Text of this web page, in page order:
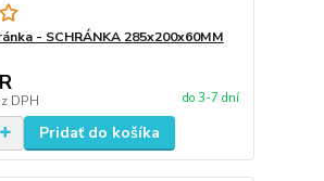
- SCHRÁNKA 285x200x60MM
DPH do 3-7 dní
Pridať do košíka